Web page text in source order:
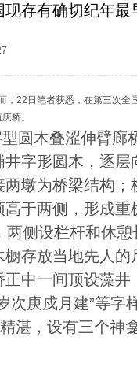
现存有确切纪年最
22日笔者获悉，在第三次全
桥。
木叠涩伸臂廊
井字形圆木，逐
墩为桥梁结构
于两侧，形成
侧设栏杆和休
存放当地先人
中一间顶设藻
次庚戍月建”等字
湛，设有三个神